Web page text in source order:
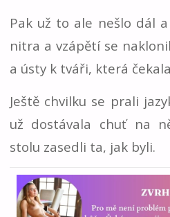
Pak už to ale nešlo dál
nitra a vzápětí se
a ústy k tváři, která
Ještě chvilku se prali
už dostávala chuť na
stolu zasedli ta, jak byli.